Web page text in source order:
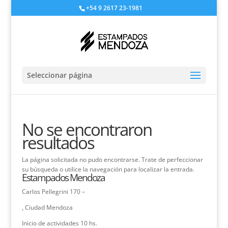
+54 9 2617 23-1981
Seleccionar página
No se encontraron
resultados
La página solicitada no pudo encontrarse. Trate de perfeccionar
su búsqueda o utilice la navegación para localizar la entrada.
Estampados Mendoza
Carlos Pellegrini 170 –
, Ciudad Mendoza
Inicio de actividades 10 hs.